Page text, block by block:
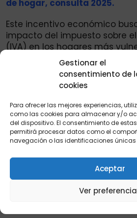
Gestionar el
consentimiento de
cookies
Para ofrecer las mejores experiencias,
como las cookies para almacenar y/o
del dispositivo. El consentimiento de
permitirá procesar datos como el
navegación o las identificaciones únicas
Aceptar
Ver
de hogar, consulta 2025.
Este incentivo económico
impacto del impuesto sobre
(IVA) en los hogares más
especialmente aquellos que
dificultades económicas para
necesidades básicas.
¿Qué debes hacer para saber
focalizado?: Consulta los
beneficiarios que publican
Departamento de Prosperidad
operadores de pago (como
Asegúrate de tener tu
la mano para facilitar la
como beneficiario, dirígete al
más cercano en la fecha